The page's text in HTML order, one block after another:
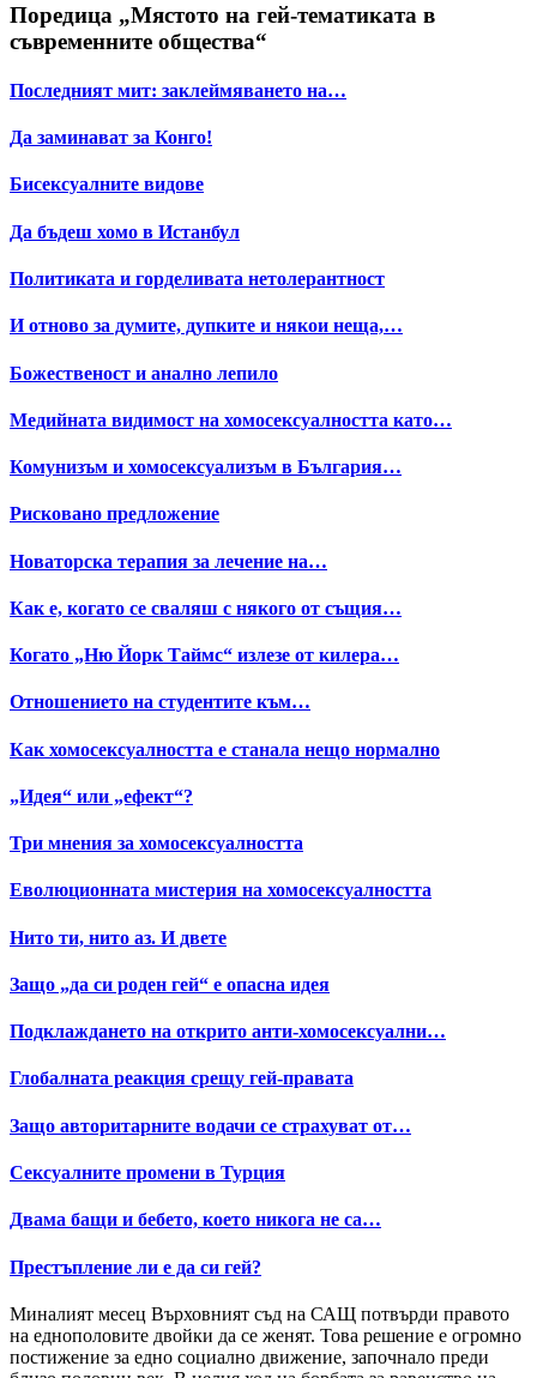
Поредица „Мястото на гей-тематиката в
съвременните общества“
Последният мит: заклеймяването на…
Да заминават за Конго!
Бисексуалните видове
Да бъдеш хомо в Истанбул
Политиката и горделивата нетолерантност
И отново за думите, дупките и някои неща,…
Божественост и анално лепило
Медийната видимост на хомосексуалността като…
Комунизъм и хомосексуализъм в България…
Рисковано предложение
Новаторска терапия за лечение на…
Как е, когато се сваляш с някого от същия…
Когато „Ню Йорк Таймс“ излезе от килера…
Отношението на студентите към…
Как хомосексуалността е станала нещо нормално
„Идея“ или „ефект“?
Три мнения за хомосексуалността
Еволюционната мистерия на хомосексуалността
Нито ти, нито аз. И двете
Защо „да си роден гей“ е опасна идея
Подклаждането на открито анти-хомосексуални…
Глобалната реакция срещу гей-правата
Защо авторитарните водачи се страхуват от…
Сексуалните промени в Турция
Двама бащи и бебето, което никога не са…
Престъпление ли е да си гей?
Миналият месец Върховният съд на САЩ потвърди правото
на еднополовите двойки да се женят. Това решение е огромно
постижение за едно социално движение, започнало преди